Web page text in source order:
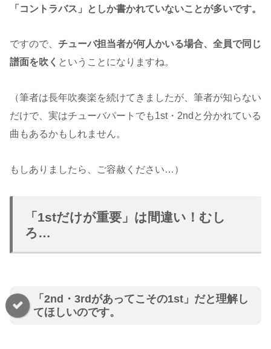
「コントラバス」としか書かれていないことが多いです。
ですので、 チューバ担当者が何人かいる場合、全員で同じ
譜面を吹く ということになりますね。
（筆者は長年吹奏楽を続けてきましたが、筆者が知らない
だけで、実はチューバパートでも1st・2ndと分かれている
曲もあるかもしれません。
もしありましたら、ご容赦ください…）
「1stだけが重要」は間違い！むし
ろ…
「2nd・3rdがあってこその1st」だと理解し
てほしいのです。